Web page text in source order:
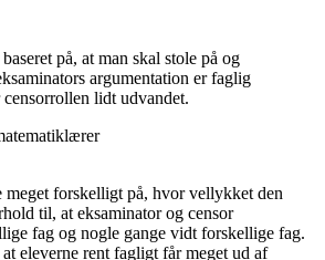
på, at man skal stole på og
argumentation er faglig
lidt udvandet.
forskelligt på, hvor vellykket den
til, at eksaminator og censor
fag og nogle gange vidt forskellige fag.
eleverne rent fagligt får meget ud af